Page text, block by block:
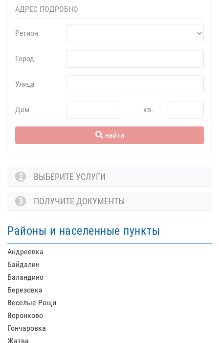
АДРЕС ПОДРОБНО
Регион
Город
Улица
Дом кв.
найти
2 ВЫБЕРИТЕ УСЛУГИ
3 ПОЛУЧИТЕ ДОКУМЕНТЫ
Районы и населенные пункты
Андреевка
Байдалин
Баландино
Березовка
Веселые Рощи
Воронково
Гончаровка
Жатва